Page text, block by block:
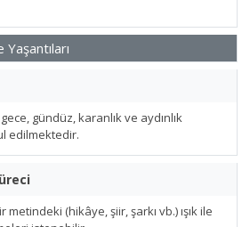
gündüz, karanlık ve aydınlık
edilmektedir.
(hikâye, şiir, şarkı vb.) ışık ile